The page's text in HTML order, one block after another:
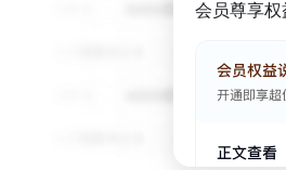
会员尊享权